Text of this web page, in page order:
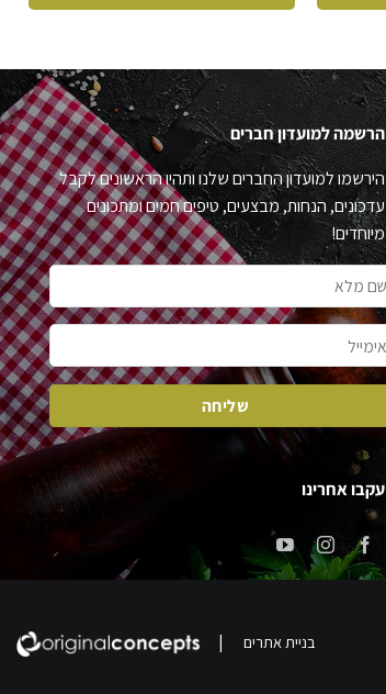
הרשמה למועדון חברים
הירשמו למועדון החברים שלנו ותהיו הראשונים לקבל
עדכונים, הנחות, מבצעים, טיפים חמים ומתכונים
מיוחדים!
עקבו אחרינו
בניית אתרים|